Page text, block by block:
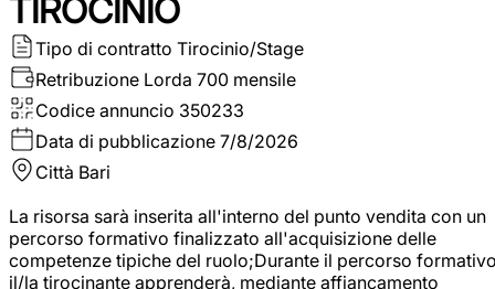
TIROCINIO
Tipo di contratto Tirocinio/Stage
Retribuzione Lorda 700 mensile
Codice annuncio 350233
Data di pubblicazione 7/8/2026
Città Bari
La risorsa sarà inserita all'interno del punto vendita con un
percorso formativo finalizzato all'acquisizione delle
competenze tipiche del ruolo;Durante il percorso
il/la tirocinante apprenderà, mediante affiancamento